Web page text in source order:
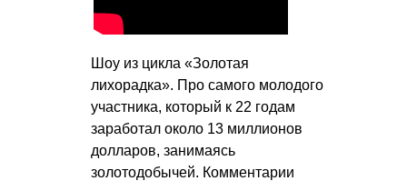
Шоу из цикла «Золотая
лихорадка». Про самого молодого
участника, который к 22 годам
заработал около 13 миллионов
долларов, занимаясь
золотодобычей. Комментарии